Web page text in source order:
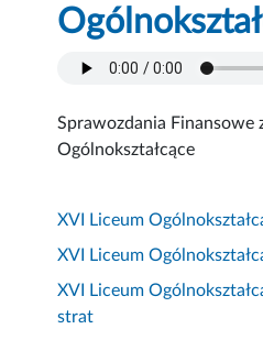
Sprawozdania Finansowe
Ogólnokształcące
XVI Liceum
XVI Liceum
XVI Liceum
strat